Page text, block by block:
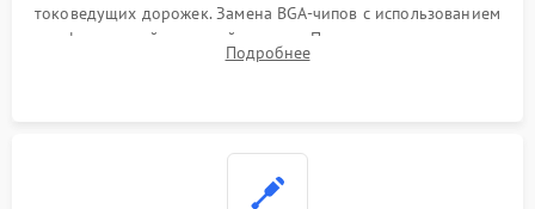
токоведущих дорожек. Замена BGA-чипов с использованием
инфракрасной паяльной станции. Прошивка микросхемы
BIOS или замена поврежденных портов USB
Подробнее